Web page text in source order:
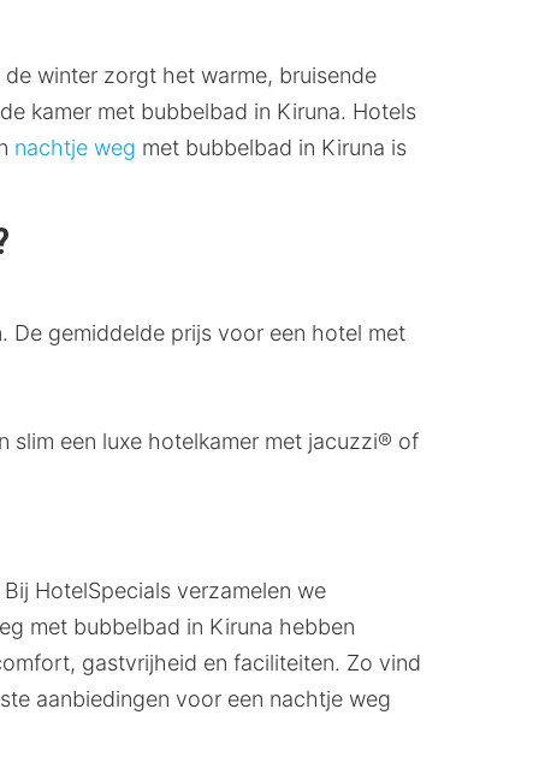
winter zorgt het warme, bruisende
kamer met bubbelbad in Kiruna. Hotels
nachtje weg met bubbelbad in Kiruna is
gemiddelde prijs voor een hotel met
slim een luxe hotelkamer met jacuzzi® of
HotelSpecials verzamelen we
met bubbelbad in Kiruna hebben
gastvrijheid en faciliteiten. Zo vind
aanbiedingen voor een nachtje weg